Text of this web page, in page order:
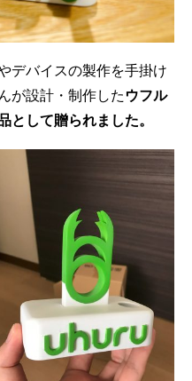
デバイスの製作を手掛け
が設計・制作した ウフル
として贈られました。